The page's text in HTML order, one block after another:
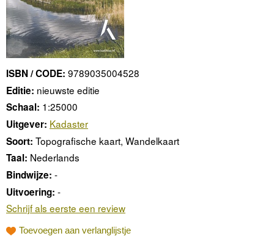
ISBN / CODE: 9789035004528
Editie: nieuwste editie
Schaal: 1:25000
Uitgever: Kadaster
Soort: Topografische kaart, Wandelkaart
Taal: Nederlands
Bindwijze: -
Uitvoering: -
Schrijf als eerste een review
Toevoegen aan verlanglijstje